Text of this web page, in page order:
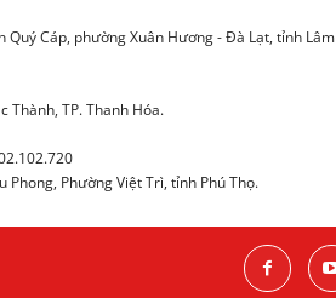
Quý Cáp, phường Xuân Hương - Đà Lạt, tỉnh Lâm
Thành, TP. Thanh Hóa.
Phong, Phường Việt Trì, tỉnh Phú Thọ.